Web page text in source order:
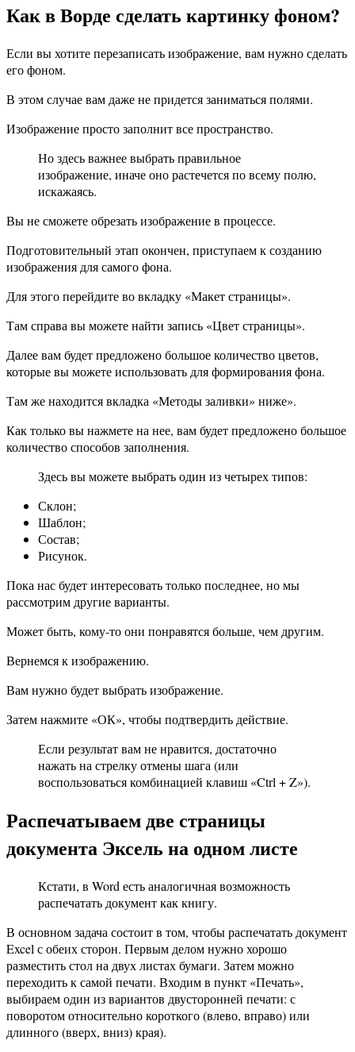
Как в Ворде сделать картинку фоном?
Если вы хотите перезаписать изображение, вам нужно сделать
его фоном.
В этом случае вам даже не придется заниматься полями.
Изображение просто заполнит все пространство.
Но здесь важнее выбрать правильное
изображение, иначе оно растечется по всему полю,
искажаясь.
Вы не сможете обрезать изображение в процессе.
Подготовительный этап окончен, приступаем к созданию
изображения для самого фона.
Для этого перейдите во вкладку «Макет страницы».
Там справа вы можете найти запись «Цвет страницы».
Далее вам будет предложено большое количество цветов,
которые вы можете использовать для формирования фона.
Там же находится вкладка «Методы заливки» ниже».
Как только вы нажмете на нее, вам будет предложено большое
количество способов заполнения.
Здесь вы можете выбрать один из четырех типов:
Склон;
Шаблон;
Состав;
Рисунок.
Пока нас будет интересовать только последнее, но мы
рассмотрим другие варианты.
Может быть, кому-то они понравятся больше, чем другим.
Вернемся к изображению.
Вам нужно будет выбрать изображение.
Затем нажмите «ОК», чтобы подтвердить действие.
Если результат вам не нравится, достаточно
нажать на стрелку отмены шага (или
воспользоваться комбинацией клавиш «Ctrl + Z»).
Распечатываем две страницы
документа Эксель на одном листе
Кстати, в Word есть аналогичная возможность
распечатать документ как книгу.
В основном задача состоит в том, чтобы распечатать документ
Excel с обеих сторон. Первым делом нужно хорошо
разместить стол на двух листах бумаги. Затем можно
переходить к самой печати. Входим в пункт «Печать»,
выбираем один из вариантов двусторонней печати: с
поворотом относительно короткого (влево, вправо) или
длинного (вверх, вниз) края).